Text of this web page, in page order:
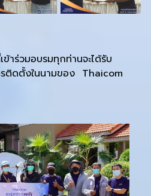
ร่วมอบรมทุกท่านจะได้รับ
ติดตั้งในนามของ Thaicom